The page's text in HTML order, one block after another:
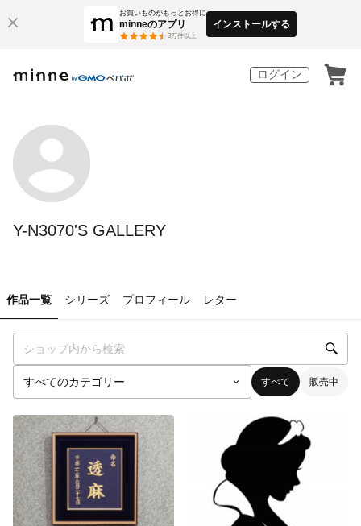
お買いものがもっとお得に
minneのアプリ
3万件以上
インストールする
ログイン
Y-N3070'S GALLERY
作品一覧 シリーズ プロフィール レター
すべて 販売中